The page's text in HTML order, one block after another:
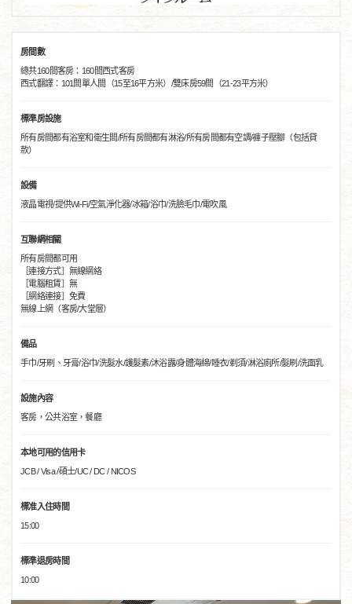
房間數
總共160間客房：160間西式客房
西式翻譯：101間單人間（15至16平方米）/雙床房59間（21-23平方米）
標準房設施
所有房間都有浴室和衛生間/所有房間都有淋浴/所有房間都有空調/褲子壓腳（包括貸
款）
設備
液晶電視/提供Wi-Fi/空氣淨化器/冰箱/浴巾/洗臉毛巾/電吹風
互聯網相關
所有房間都可用
［連接方式］無線網絡
［電腦租賃］無
［網絡連接］免費
無線上網（客房/大堂層）
備品
手巾/牙刷、牙膏/浴巾/洗髮水/護髮素/沐浴露/身體海綿/睡衣/剃須/淋浴廁所/髮刷/洗面乳
設施內容
客房，公共浴室，餐廳
本地可用的信用卡
JCB / Visa /碩士/UC / DC / NICOS
標准入住時間
15:00
標準退房時間
10:00